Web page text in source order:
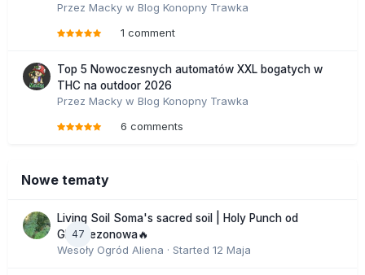
Przez Macky w Blog Konopny Trawka
1 comment
Top 5 Nowoczesnych automatów XXL bogatych w
THC na outdoor 2026
Przez Macky w Blog Konopny Trawka
6 comments
Nowe tematy
47
Living Soil Soma's sacred soil | Holy Punch od
GHS sezonowa🔥
Wesoły Ogród Aliena · Started 12 Maja